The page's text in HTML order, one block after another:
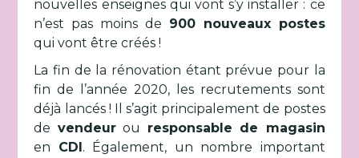
nouvelles enseignes qui vont s’y installer : ce
n’est pas moins de 900 nouveaux postes
qui vont être créés !
La fin de la rénovation étant prévue pour la
fin de l’année 2020, les recrutements sont
déjà lancés ! Il s’agit principalement de postes
de vendeurou responsable de magasin
en CDI. Également, un nombre important